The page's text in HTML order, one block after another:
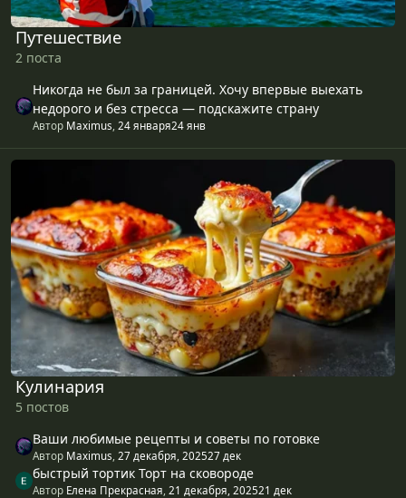
Путешествие
2 поста
Никогда не был за границей. Хочу впервые выехать
недорого и без стресса — подскажите страну
Автор Maximus 24 января24 янв
Кулинария
Кулинария
5 постов
Ваши любимые рецепты и советы по готовке
Автор Maximus 27 декабря, 202527 дек
быстрый тортик Торт на сковороде
Автор Елена Прекрасная 21 декабря, 202521 дек